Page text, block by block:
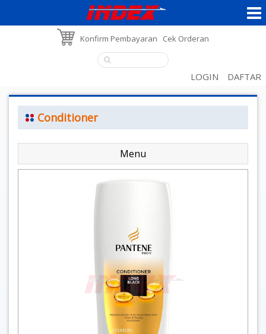
Konfirm Pembayaran Cek Orderan
LOGIN DAFTAR
Conditioner
Menu